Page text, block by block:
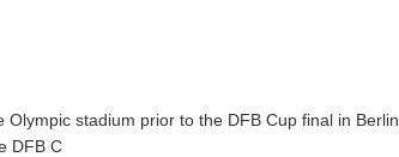
stadium prior to the DFB Cup final in Berlin,
DFB C